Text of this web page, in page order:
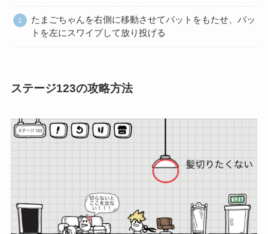
たまごちゃんを右側に移動させてバットをもたせ、バッ
トを左にスワイプして放り投げる
ステージ123の攻略方法